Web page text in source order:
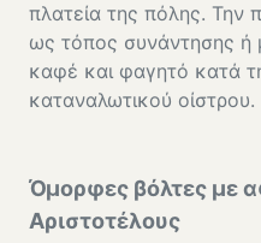
πλατεία της πόλης. Την
ως τόπος συνάντησης ή
καφέ και φαγητό κατά
καταναλωτικού οίστρου.
Όμορφες βόλτες με
Αριστοτέλους